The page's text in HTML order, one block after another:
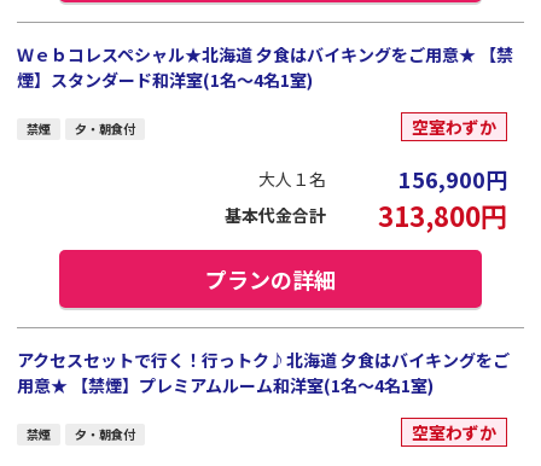
Ｗｅｂコレスペシャル★北海道 夕食はバイキングをご用意★ 【禁
煙】スタンダード和洋室(1名～4名1室)
禁煙 夕・朝食付 空室わずか
大人１名 156,900円
基本代金合計 313,800円
プランの詳細
アクセスセットで行く！行っトク♪北海道 夕食はバイキングをご
用意★ 【禁煙】プレミアムルーム和洋室(1名～4名1室)
禁煙 夕・朝食付 空室わずか